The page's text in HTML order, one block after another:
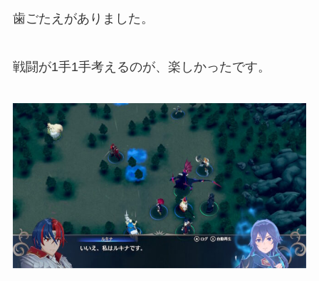
歯ごたえがありました。
戦闘が1手1手考えるのが、楽しかったです。